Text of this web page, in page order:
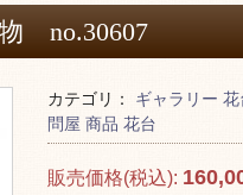
no.30607
カテゴリ： ギャラリー 花
問屋 商品 花台
販売価格(税込):